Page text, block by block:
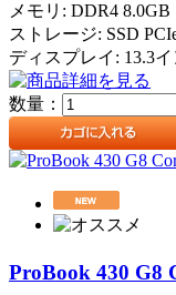
メモリ: DDR4 8.0GB
ストレージ: SSD
ディスプレイ: 13.3
数量：
ProBook 430 G8